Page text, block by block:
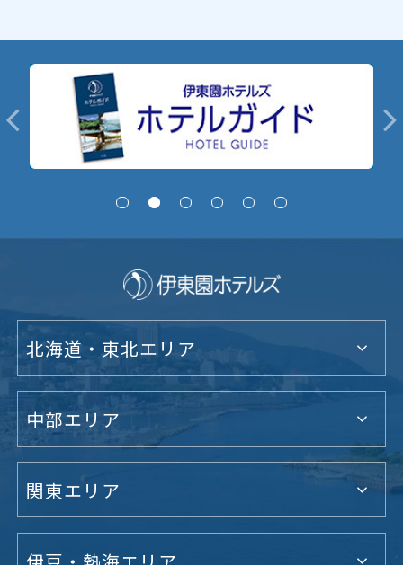
北海道・東北エリア
中部エリア
関東エリア